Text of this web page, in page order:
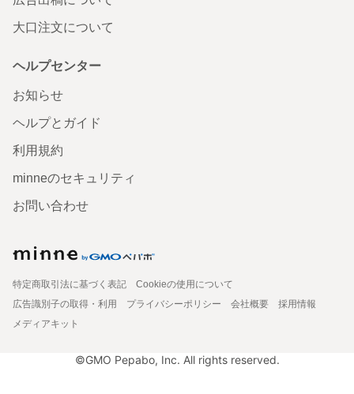
大口注文について
ヘルプセンター
お知らせ
ヘルプとガイド
利用規約
minneのセキュリティ
お問い合わせ
特定商取引法に基づく表記
Cookieの使用について
広告識別子の取得・利用
プライバシーポリシー 会社概要
採用情報
メディアキット
©GMO Pepabo, Inc. All rights reserved.